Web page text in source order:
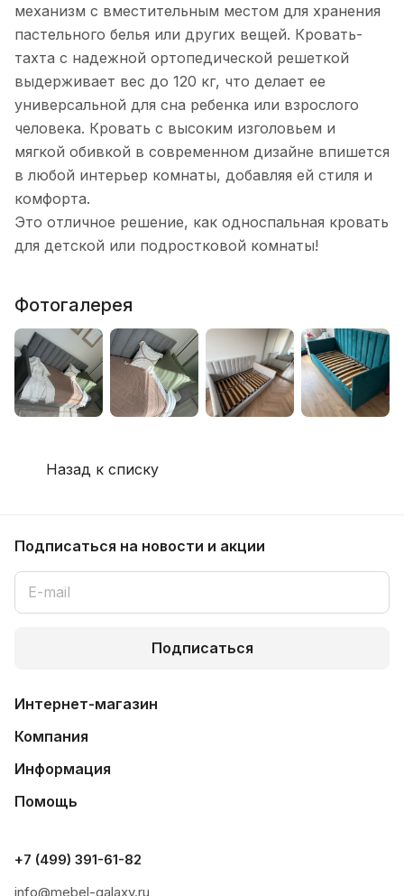
механизм с вместительным местом для хранения
пастельного белья или других вещей. Кровать-
тахта с надежной ортопедической решеткой
выдерживает вес до 120 кг, что делает ее
универсальной для сна ребенка или взрослого
человека. Кровать с высоким изголовьем и
мягкой обивкой в современном дизайне впишется
в любой интерьер комнаты, добавляя ей стиля и
комфорта.
Это отличное решение, как односпальная кровать
для детской или подростковой комнаты!
Фотогалерея
Назад к списку
Подписаться на новости и акции
Подписаться
Интернет-магазин
Компания
Информация
Помощь
+7 (499) 391-61-82
info@mebel-galaxy.ru